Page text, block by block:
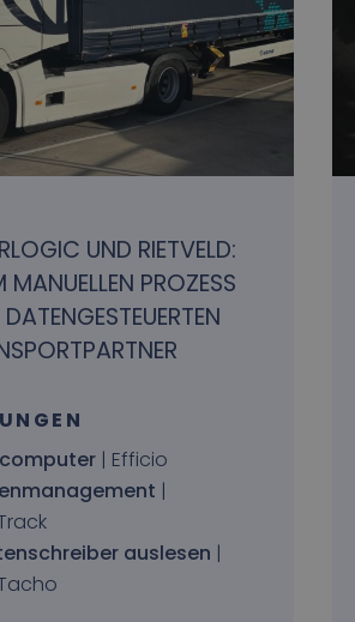
UND RIETVELD:
PROZESS
| Efficio
|
auslesen |